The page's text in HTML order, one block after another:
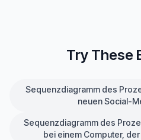
Try These
Sequenzdiagramm des
neuen Social-
Sequenzdiagramm des
bei einem Computer,